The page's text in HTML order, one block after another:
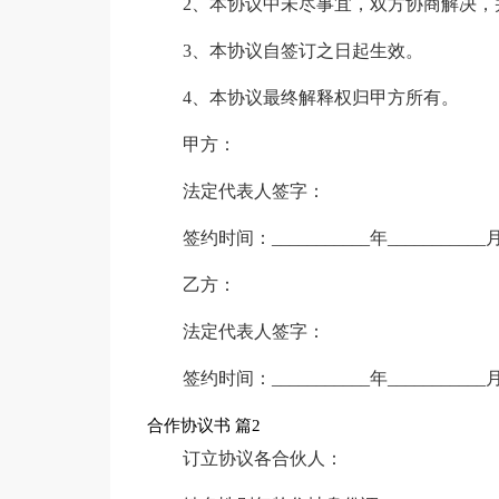
2、本协议中未尽事宜，双方协商解决，
3、本协议自签订之日起生效。
4、本协议最终解释权归甲方所有。
甲方：
法定代表人签字：
签约时间：___________年___________
乙方：
法定代表人签字：
签约时间：___________年___________
合作协议书 篇2
订立协议各合伙人：